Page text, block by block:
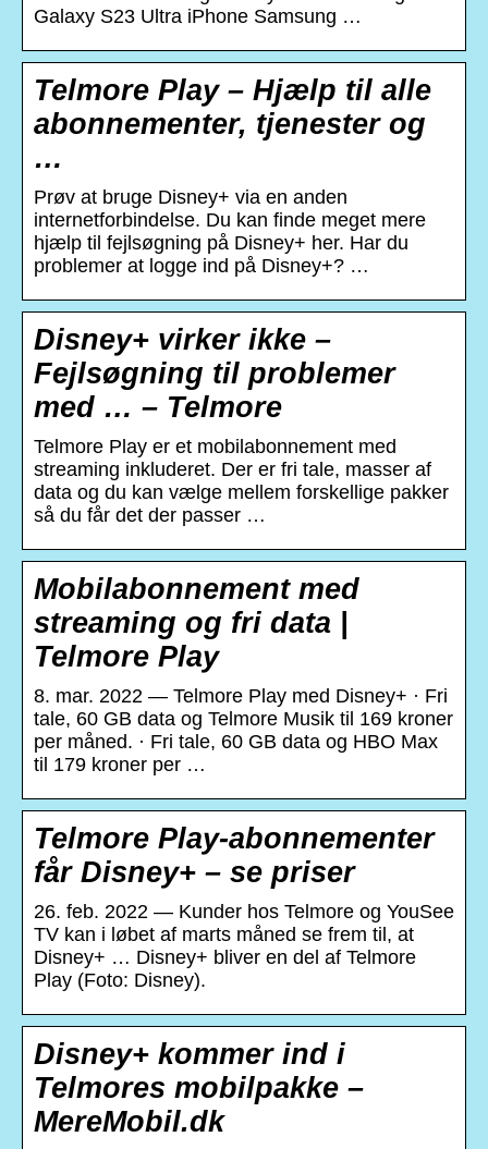
Galaxy S23 Ultra iPhone Samsung …
Telmore Play – Hjælp til alle
abonnementer, tjenester og
…
Prøv at bruge Disney+ via en anden
internetforbindelse. Du kan finde meget mere
hjælp til fejlsøgning på Disney+ her. Har du
problemer at logge ind på Disney+? …
Disney+ virker ikke –
Fejlsøgning til problemer
med … – Telmore
Telmore Play er et mobilabonnement med
streaming inkluderet. Der er fri tale, masser af
data og du kan vælge mellem forskellige pakker
så du får det der passer …
Mobilabonnement med
streaming og fri data |
Telmore Play
8. mar. 2022 — Telmore Play med Disney+ · Fri
tale, 60 GB data og Telmore Musik til 169 kroner
per måned. · Fri tale, 60 GB data og HBO Max
til 179 kroner per …
Telmore Play-abonnementer
får Disney+ – se priser
26. feb. 2022 — Kunder hos Telmore og YouSee
TV kan i løbet af marts måned se frem til, at
Disney+ … Disney+ bliver en del af Telmore
Play (Foto: Disney).
Disney+ kommer ind i
Telmores mobilpakke –
MereMobil.dk